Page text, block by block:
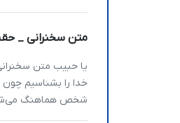
متن سخنرانی _ حقیقت این است
خدا را بشناسیم چون
شخص هماهنگ می‌شود